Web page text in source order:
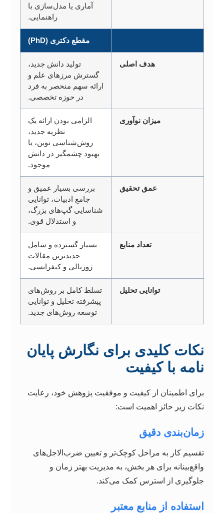
آماری یا مدل‌سازی با
راهنمایی.
مقطع دکتری (PhD)
هدف اصلی
تولید دانش جدید،
گسترش مرزهای علم و
ارائه سهم منحصر به فرد
در حوزه تخصصی.
میزان نوآوری
الزامی بودن ارائه یک
نظریه جدید،
روش‌شناسی نوین، یا
بهبود چشمگیر در دانش
موجود.
عمق تحقیق
بررسی بسیار عمیق و
جامع ادبیات، توانایی
شناسایی گپ‌های بزرگ،
و استدلال قوی.
تعداد منابع
بسیار گسترده و شامل
جدیدترین مقالات
ژورنالی و کنفرانسی.
توانایی تحلیل
تسلط کامل بر روش‌های
پیشرفته تحلیل و توانایی
توسعه روش‌های جدید.
نکات کلیدی برای نگارش پایان
نامه با کیفیت
برای اطمینان از کیفیت و موفقیت پژوهش خود، رعایت
نکات زیر حائز اهمیت است:
زمان‌بندی دقیق
تقسیم کار به مراحل کوچک‌تر و تعیین ضرب‌الاجل‌های
واقع‌بینانه برای هر بخش، به مدیریت بهتر زمان و
جلوگیری از استرس کمک می‌کند.
استفاده از منابع معتبر